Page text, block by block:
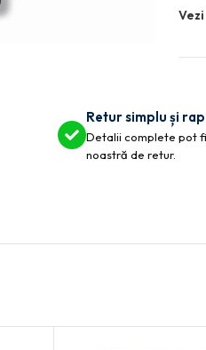
Retur simplu și
Detalii complete pot
noastră de retur.